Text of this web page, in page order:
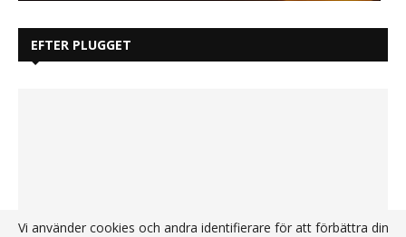
EFTER PLUGGET
Vi använder cookies och andra identifierare för att förbättra din